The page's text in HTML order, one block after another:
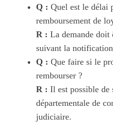
Q : Quel est le délai
remboursement de
R : La demande doit
suivant la
Q : Que faire si le
rembourser ?
R : Il est possible de
départementale de
judiciaire.